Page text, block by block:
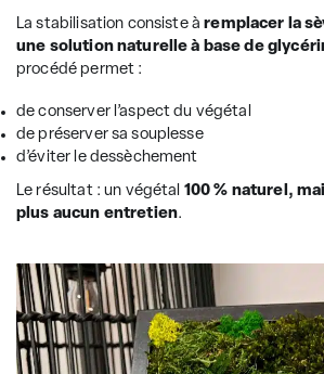
La stabilisation consiste àremplacer la
une solution naturelle à base de
procédé permet :
de conserver l’aspect du végétal
de préserver sa souplesse
d’éviter le dessèchement
Le résultat : un végétal 100 % naturel,
plus aucun entretien.